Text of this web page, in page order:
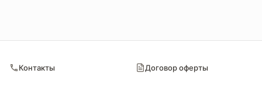
Контакты Договор оферты